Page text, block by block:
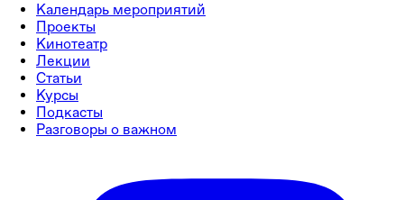
Календарь мероприятий
Проекты
Кинотеатр
Лекции
Статьи
Курсы
Подкасты
Разговоры о важном